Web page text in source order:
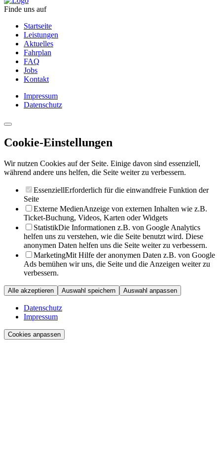
Finde uns auf
Startseite
Leistungen
Aktuelles
Fahrplan
FAQ
Jobs
Kontakt
Impressum
Datenschutz
Cookie-Einstellungen
Wir nutzen Cookies auf der Seite. Einige davon sind essenziell,
während andere uns helfen, die Seite weiter zu verbessern.
EssenziellErforderlich für die einwandfreie Funktion der
Seite
Externe MedienAnzeige von externen Inhalten wie z.B.
Ticket-Buchung, Videos, Karten oder Widgets
StatistikDie Informationen z.B. von Google Analytics
helfen uns zu verstehen, wie die Seite benutzt wird. Diese
anonymen Daten helfen uns die Seite weiter zu verbessern.
MarketingMit Hilfe der anonymen Daten z.B. von Google
Ads bemühen wir uns, die Seite und die Anzeigen weiter zu
verbessern.
Alle akzeptieren Auswahl speichern Auswahl anpassen
Datenschutz
Impressum
Cookies anpassen